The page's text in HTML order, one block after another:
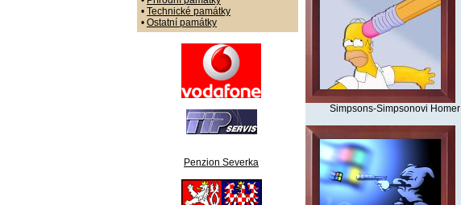
• Technické památky
• Ostatní památky
Penzion Severka
Simpsons-Simpsonovi Homer